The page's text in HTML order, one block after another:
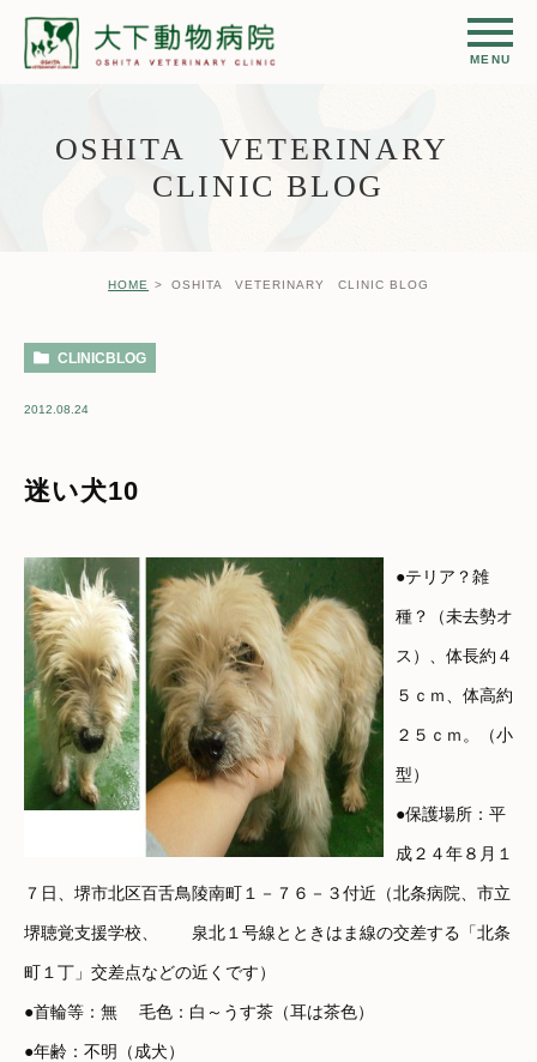
OSHITA VETERINARY
CLINIC BLOG
HOME OSHITA VETERINARY CLINIC BLOG
CLINICBLOG
2012.08.24
迷い犬10
●テリア？雑
種？（未去勢オ
ス）、体長約４
５ｃｍ、体高約
２５ｃｍ。（小
型）
●保護場所：平
成２４年８月１
７日、堺市北区百舌鳥陵南町１－７６－３付近（北条病院、市立
堺聴覚支援学校、 泉北１号線とときはま線の交差する「北条
町１丁」交差点などの近くです）
●首輪等：無 毛色：白～うす茶（耳は茶色）
●年齢：不明（成犬）